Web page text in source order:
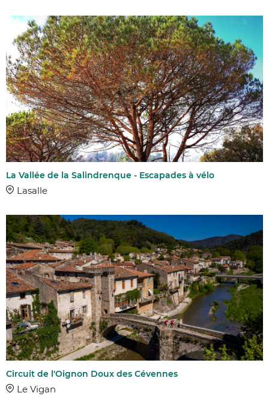
La Vallée de la Salindrenque - Escapades à vélo
Lasalle
Circuit de l'Oignon Doux des Cévennes
Le Vigan